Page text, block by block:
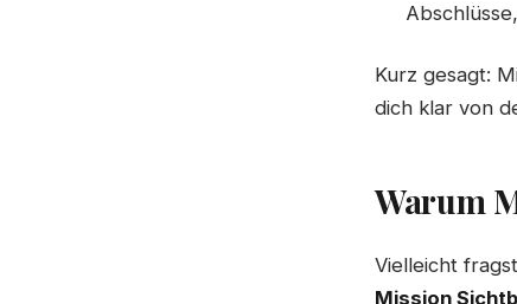
Kurz gesagt:
dich klar von
Warum
Vielleicht
Mission